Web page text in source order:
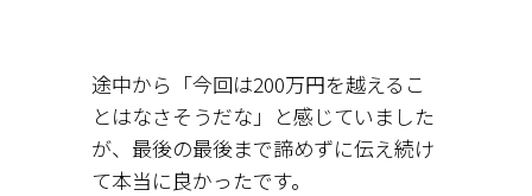
途中から「今回は200万円を越えるこ
とはなさそうだな」と感じていました
が、最後の最後まで諦めずに伝え続け
て本当に良かったです。